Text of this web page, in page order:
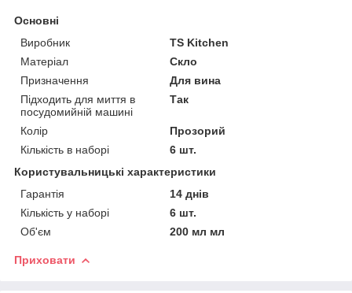
Основні
Виробник
TS Kitchen
Матеріал
Скло
Призначення
Для вина
Підходить для миття в
посудомийній машині
Так
Колір
Прозорий
Кількість в наборі
6 шт.
Користувальницькі характеристики
Гарантія
14 днів
Кількість у наборі
6 шт.
Об'єм
200 мл мл
Приховати